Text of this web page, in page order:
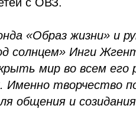
«Образ жизни» и
солнцем» Инги
мир во всем его
творчество
общения и